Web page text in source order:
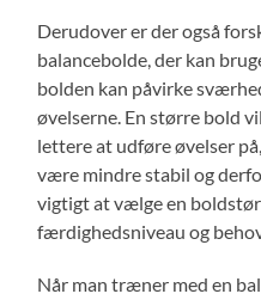
Derudover er der også
balancebolde, der kan
bolden kan påvirke
øvelserne. En større bold
lettere at udføre øvelser
være mindre stabil og
vigtigt at vælge en
færdighedsniveau og
Når man træner med en